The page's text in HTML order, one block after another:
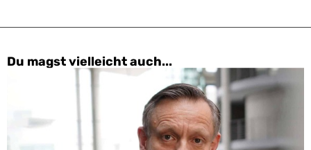
Du magst vielleicht auch...